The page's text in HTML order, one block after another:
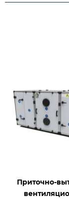
Приточно-